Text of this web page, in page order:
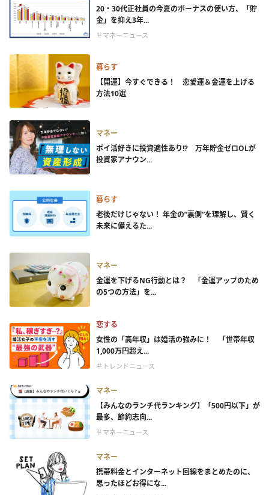
20・30代正社員の今夏のボーナスの使い方、「貯
金」を抑え3年...
＃マネーニュース
暮らす
【開運】今すぐできる！ 恋愛運＆金運を上げる
方法10選
マネー
ポイ活好きに投資適性あり!? 万年貯金ゼロOLが
投資家アナウン...
暮らす
老後だけじゃない！ 年金の”裏側”を理解し、賢く
未来に備えるた...
マネー
金運を下げるNG行動とは？ 「金運アップのため
の5つの方法」を...
恋する
女性の「高年収」は婚活の強みに！ 「世帯年収
1,000万円超え...
＃トレンドニュース
マネー
【みんなのランチ代ランキング】「500円以下」が
最多、節約志向...
＃マネーニュース
マネー
携帯料金とインターネット回線をまとめたのに、
思ったほどお得にな...